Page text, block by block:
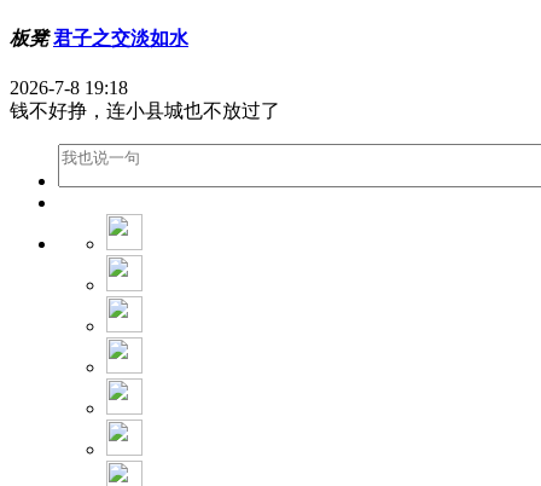
板凳 君子之交淡如水
2026-7-8 19:18
钱不好挣，连小县城也不放过了